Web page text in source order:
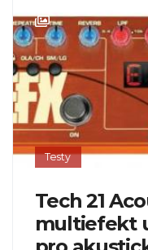
Testy
Tech 21
multiefekt